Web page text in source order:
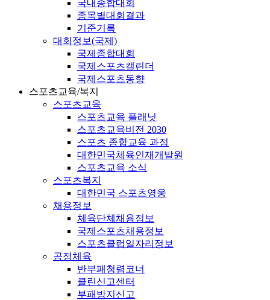
국내종합대회
종목별대회결과
기준기록
대회정보(국제)
국제종합대회
국제스포츠캘린더
국제스포츠동향
스포츠교육/복지
스포츠교육
스포츠교육 플래닛
스포츠교육비전 2030
스포츠 종합교육 과정
대한민국체육인재개발원
스포츠교육 소식
스포츠복지
대한민국 스포츠영웅
채용정보
체육단체채용정보
국제스포츠채용정보
스포츠클럽일자리정보
공정체육
반부패청렴코너
클린신고센터
부패방지신고